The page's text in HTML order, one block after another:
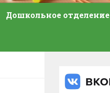
Дошкольное отделение